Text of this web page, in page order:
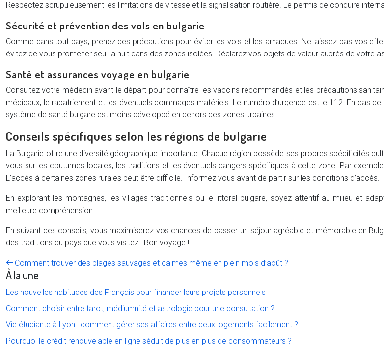
Respectez scrupuleusement les limitations de vitesse et la signalisation routière. Le permis de conduire
Sécurité et prévention des vols en bulgarie
Comme dans tout pays, prenez des précautions pour éviter les vols et les arnaques. Ne laissez pas vos
évitez de vous promener seul la nuit dans des zones isolées. Déclarez vos objets de valeur auprès de votre
Santé et assurances voyage en bulgarie
Consultez votre médecin avant le départ pour connaître les vaccins recommandés et les précautions
médicaux, le rapatriement et les éventuels dommages matériels. Le numéro d’urgence est le 112. En cas
système de santé bulgare est moins développé en dehors des zones urbaines.
Conseils spécifiques selon les régions de bulgarie
La Bulgarie offre une diversité géographique importante. Chaque région possède ses propres spécificités
vous sur les coutumes locales, les traditions et les éventuels dangers spécifiques à cette zone. Par
L’accès à certaines zones rurales peut être difficile. Informez vous avant de partir sur les conditions d’accès.
En explorant les montagnes, les villages traditionnels ou le littoral bulgare, soyez attentif au milieu et
meilleure compréhension.
En suivant ces conseils, vous maximiserez vos chances de passer un séjour agréable et mémorable en
des traditions du pays que vous visitez ! Bon voyage !
Comment trouver des plages sauvages et calmes même en plein mois d’août ?
À la une
Les nouvelles habitudes des Français pour financer leurs projets personnels
Comment choisir entre tarot, médiumnité et astrologie pour une consultation ?
Vie étudiante à Lyon : comment gérer ses affaires entre deux logements facilement ?
Pourquoi le crédit renouvelable en ligne séduit de plus en plus de consommateurs ?